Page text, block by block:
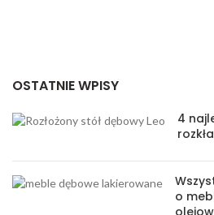
OSTATNIE WPISY
4
o